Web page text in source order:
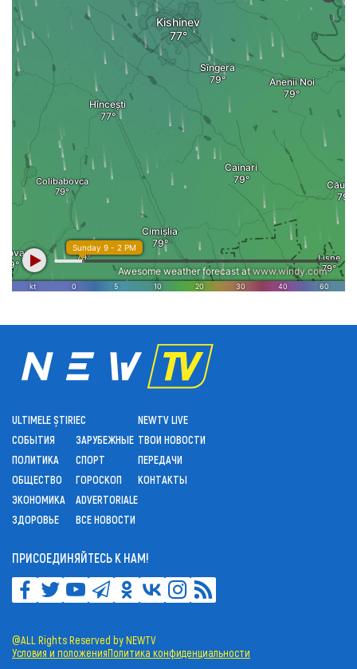
ULTIMELE ȘTIRI
СОБЫТИЯ
ПОЛИТИКА
ОБЩЕСТВО
ЭКОНОМИКА
ЗДОРОВЬЕ
ЕС
ЗАРУБЕЖНЫЕ
СПОРТ
ГОРОСКОП
ADVERTORIALE
ВСЕ НОВОСТИ
NEWTV LIVE
ТВОИ НОВОСТИ
ПЕРЕДАЧИ
КОНТАКТЫ
ПРИСОЕДИНЯЙТЕСЬ К НАМ!
@ALL Rights Reserved by NEWTV
Условия и положенияПолитика конфиденциальности